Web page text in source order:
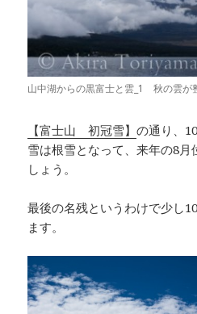
山中湖からの黒富士と雲_1 秋の雲が
【富士山 初冠雪】の通り、
雪は根雪となって、来年の8
しょう。
最後の名残というわけで少し
ます。